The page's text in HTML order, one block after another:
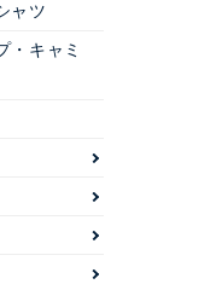
ャツ
・キャミ